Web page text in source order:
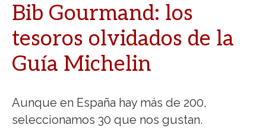
Bib Gourmand: los
tesoros olvidados de la
Guía Michelin
Aunque en España hay más de 200,
seleccionamos 30 que nos gustan.